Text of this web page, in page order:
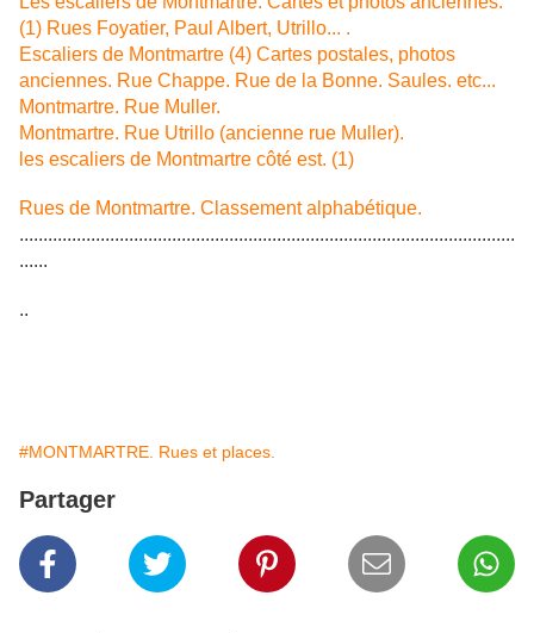
(1) Rues Foyatier, Paul Albert, Utrillo... .
Escaliers de Montmartre (4) Cartes postales, photos
anciennes. Rue Chappe. Rue de la Bonne. Saules. etc...
Montmartre. Rue Muller.
Montmartre. Rue Utrillo (ancienne rue Muller).
les escaliers de Montmartre côté est. (1)
Rues de Montmartre. Classement alphabétique.
........................................................................................................
......
..
#MONTMARTRE. Rues et places.
Partager